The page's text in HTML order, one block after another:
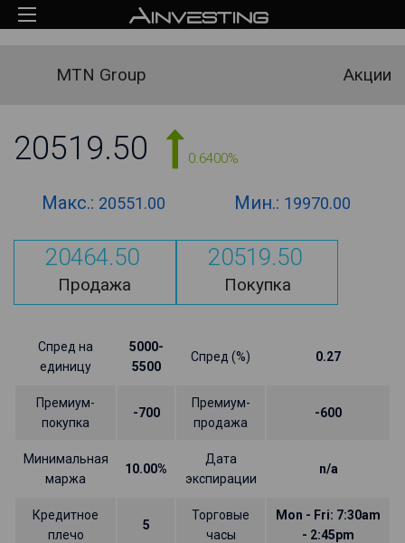
MTN Group Акции
20519.50 0.6400%
Макс.: 20551.00 Мин.: 19970.00
20464.50
Продажа
20519.50
Покупка
Спред на
единицу
5000-
5500
Спред (%) 0.27
Премиум-
покупка
-700
Премиум-
продажа
-600
Минимальная
маржа
10.00%
Дата
экспирации
n/a
Кредитное
плечо
5
Торговые
часы
Mon - Fri: 7:30am
- 2:45pm